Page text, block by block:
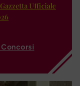
Ufficiale